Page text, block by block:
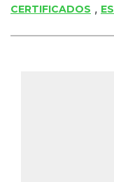
CERTIFICADOS ,